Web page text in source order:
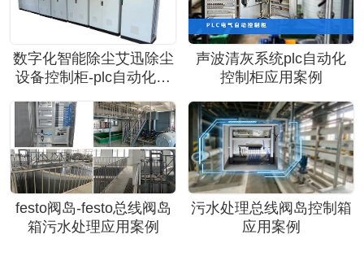
数字化智能除尘艾迅除尘
设备控制柜-plc自动化控
声波清灰系统plc自动化
控制柜应用案例
festo阀岛-festo总线阀岛
箱污水处理应用案例
污水处理总线阀岛控制箱
应用案例